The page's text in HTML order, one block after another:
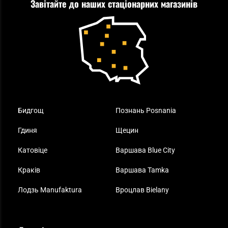
Завітайте до наших стаціонарних магазинів
Бидгощ
Гдиня
Катовіце
Краків
Лодзь Manufaktura
Познань Posnania
Щецин
Варшава Blue City
Варшава Tamka
Вроцлав Bielany
Повернення товару
Blackout - що це таке?
Як працює маска від смогу?
Найкращі спальні мішки на осінь